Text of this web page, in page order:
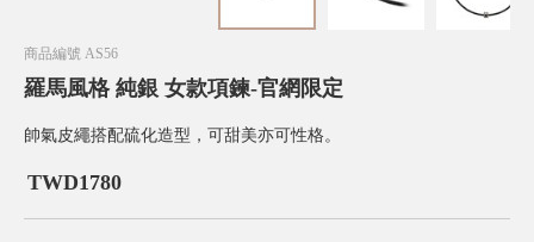
商品編號 AS56
羅馬風格 純銀 女款項鍊-官網限定
帥氣皮繩搭配硫化造型，可甜美亦可性格。
TWD1780